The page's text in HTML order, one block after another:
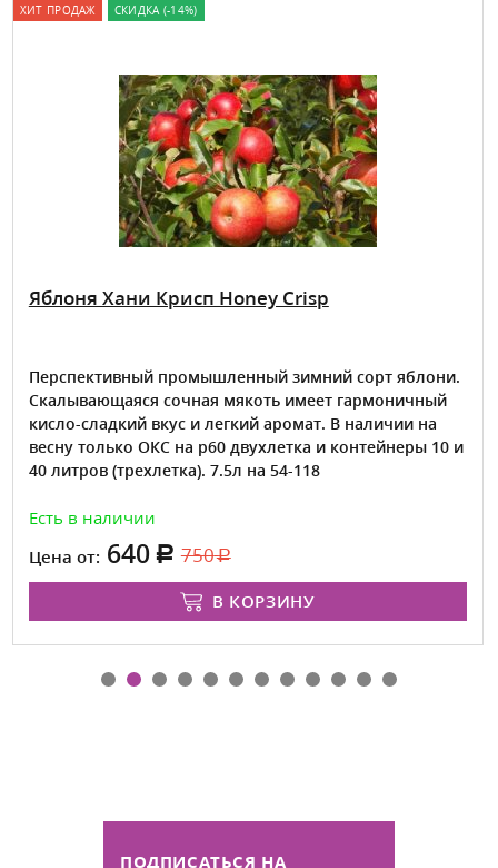
ХИТ ПРОДАЖ СКИДКА (-14%)
Яблоня Хани Крисп Honey Crisp
Перспективный промышленный зимний сорт яблони.
Скалывающаяся сочная мякоть имеет гармоничный
кисло-сладкий вкус и легкий аромат. В наличии на
весну только ОКС на р60 двухлетка и контейнеры 10 и
40 литров (трехлетка). 7.5л на 54-118
Есть в наличии
Цена от: 640 750
В КОРЗИНУ
ПОДПИСАТЬСЯ НА